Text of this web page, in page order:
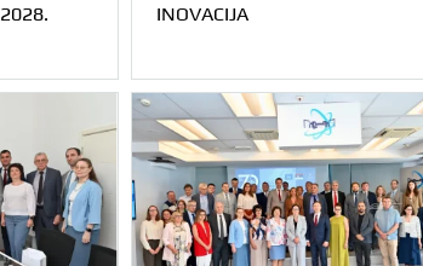
INOVACIJA